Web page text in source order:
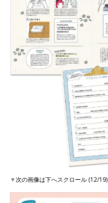
▼次の画像は下へスクロール (12/19)